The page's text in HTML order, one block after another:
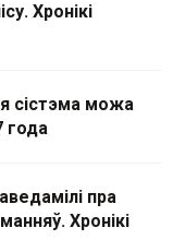
Хронікі
сістэма можа
года
пра
Хронікі